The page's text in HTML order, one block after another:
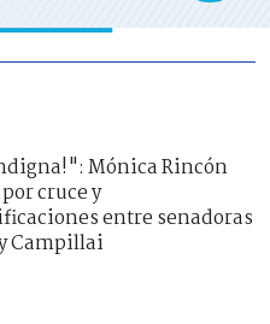
Mónica Rincón
cruce y
entre senadoras
Campillai